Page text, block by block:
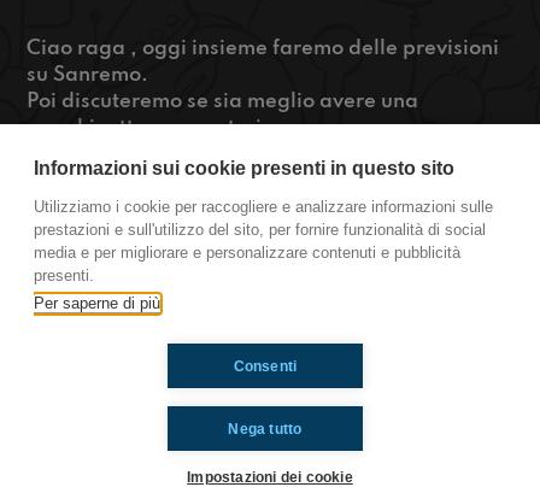
Ciao raga , oggi insieme faremo delle previsioni
su Sanremo.
Poi discuteremo se sia meglio avere una
macchinetta o un motorino.
costano così tanto!
Se siete interessati, rimate connessi!
https://www.radioimmaginaria.it
Verona
Ti è piaciuto? Condividilo!
Informazioni sui cookie presenti in questo sito
Utilizziamo i cookie per raccogliere e analizzare informazioni sulle
prestazioni e sull'utilizzo del sito, per fornire funzionalità di social
media e per migliorare e personalizzare contenuti e pubblicità
presenti.
Per saperne di più
Nega tutto
Consenti
Impostazioni dei cookie